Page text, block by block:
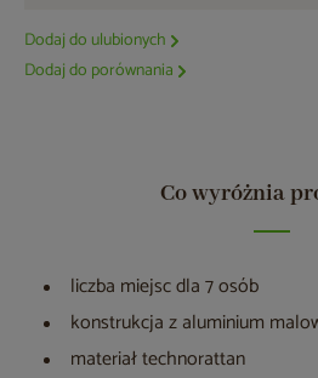
Dodaj do ulubionych
Dodaj do porównania
Co wyróżnia
liczba miejsc dla 7 osób
konstrukcja z aluminium
materiał technorattan